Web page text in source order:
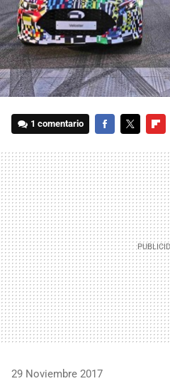
1 comentario
29 Noviembre 2017